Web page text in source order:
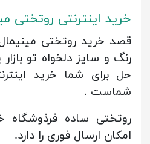
خرید اینترنتی روتختی
قصد خرید روتختی
رنگ و سایز دلخواه تو بازار
حل برای شما خرید
شماست .
روتختی ساده فرذوشگاه
امکان ارسال فوری را دارد.